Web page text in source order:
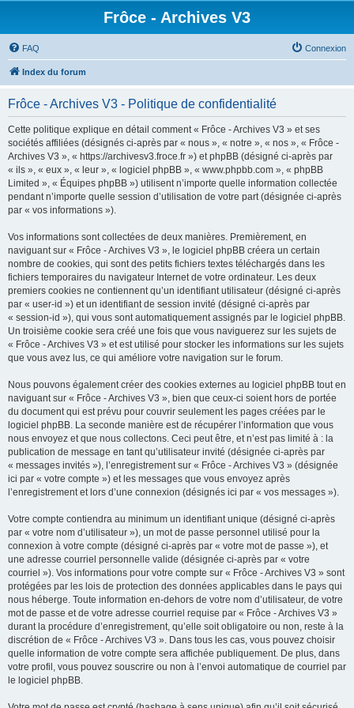
Frôce - Archives V3
FAQ Connexion
Index du forum
Frôce - Archives V3 - Politique de confidentialité
Cette politique explique en détail comment « Frôce - Archives V3 » et ses
sociétés affiliées (désignés ci-après par « nous », « notre », « nos », « Frôce -
Archives V3 », « https://archivesv3.froce.fr ») et phpBB (désigné ci-après par
« ils », « eux », « leur », « logiciel phpBB », « www.phpbb.com », « phpBB
Limited », « Équipes phpBB ») utilisent n’importe quelle information collectée
pendant n’importe quelle session d’utilisation de votre part (désignée ci-après
par « vos informations »).
Vos informations sont collectées de deux manières. Premièrement, en
naviguant sur « Frôce - Archives V3 », le logiciel phpBB créera un certain
nombre de cookies, qui sont des petits fichiers textes téléchargés dans les
fichiers temporaires du navigateur Internet de votre ordinateur. Les deux
premiers cookies ne contiennent qu’un identifiant utilisateur (désigné ci-après
par « user-id ») et un identifiant de session invité (désigné ci-après par
« session-id »), qui vous sont automatiquement assignés par le logiciel phpBB.
Un troisième cookie sera créé une fois que vous naviguerez sur les sujets de
« Frôce - Archives V3 » et est utilisé pour stocker les informations sur les sujets
que vous avez lus, ce qui améliore votre navigation sur le forum.
Nous pouvons également créer des cookies externes au logiciel phpBB tout en
naviguant sur « Frôce - Archives V3 », bien que ceux-ci soient hors de portée
du document qui est prévu pour couvrir seulement les pages créées par le
logiciel phpBB. La seconde manière est de récupérer l’information que vous
nous envoyez et que nous collectons. Ceci peut être, et n’est pas limité à : la
publication de message en tant qu’utilisateur invité (désignée ci-après par
« messages invités »), l’enregistrement sur « Frôce - Archives V3 » (désignée
ici par « votre compte ») et les messages que vous envoyez après
l’enregistrement et lors d’une connexion (désignés ici par « vos messages »).
Votre compte contiendra au minimum un identifiant unique (désigné ci-après
par « votre nom d’utilisateur »), un mot de passe personnel utilisé pour la
connexion à votre compte (désigné ci-après par « votre mot de passe »), et
une adresse courriel personnelle valide (désignée ci-après par « votre
courriel »). Vos informations pour votre compte sur « Frôce - Archives V3 » sont
protégées par les lois de protection des données applicables dans le pays qui
nous héberge. Toute information en-dehors de votre nom d’utilisateur, de votre
mot de passe et de votre adresse courriel requise par « Frôce - Archives V3 »
durant la procédure d’enregistrement, qu’elle soit obligatoire ou non, reste à la
discrétion de « Frôce - Archives V3 ». Dans tous les cas, vous pouvez choisir
quelle information de votre compte sera affichée publiquement. De plus, dans
votre profil, vous pouvez souscrire ou non à l’envoi automatique de courriel par
le logiciel phpBB.